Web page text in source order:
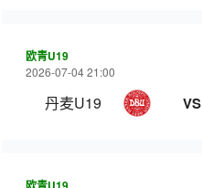
欧青U19
2026-07-04 21:00
丹麦U19 VS